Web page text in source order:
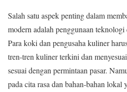
Salah satu aspek penting dalam
modern adalah penggunaan teknologi
Para koki dan pengusaha kuliner
tren-tren kuliner terkini dan
sesuai dengan permintaan pasar.
pada cita rasa dan bahan-bahan lokal